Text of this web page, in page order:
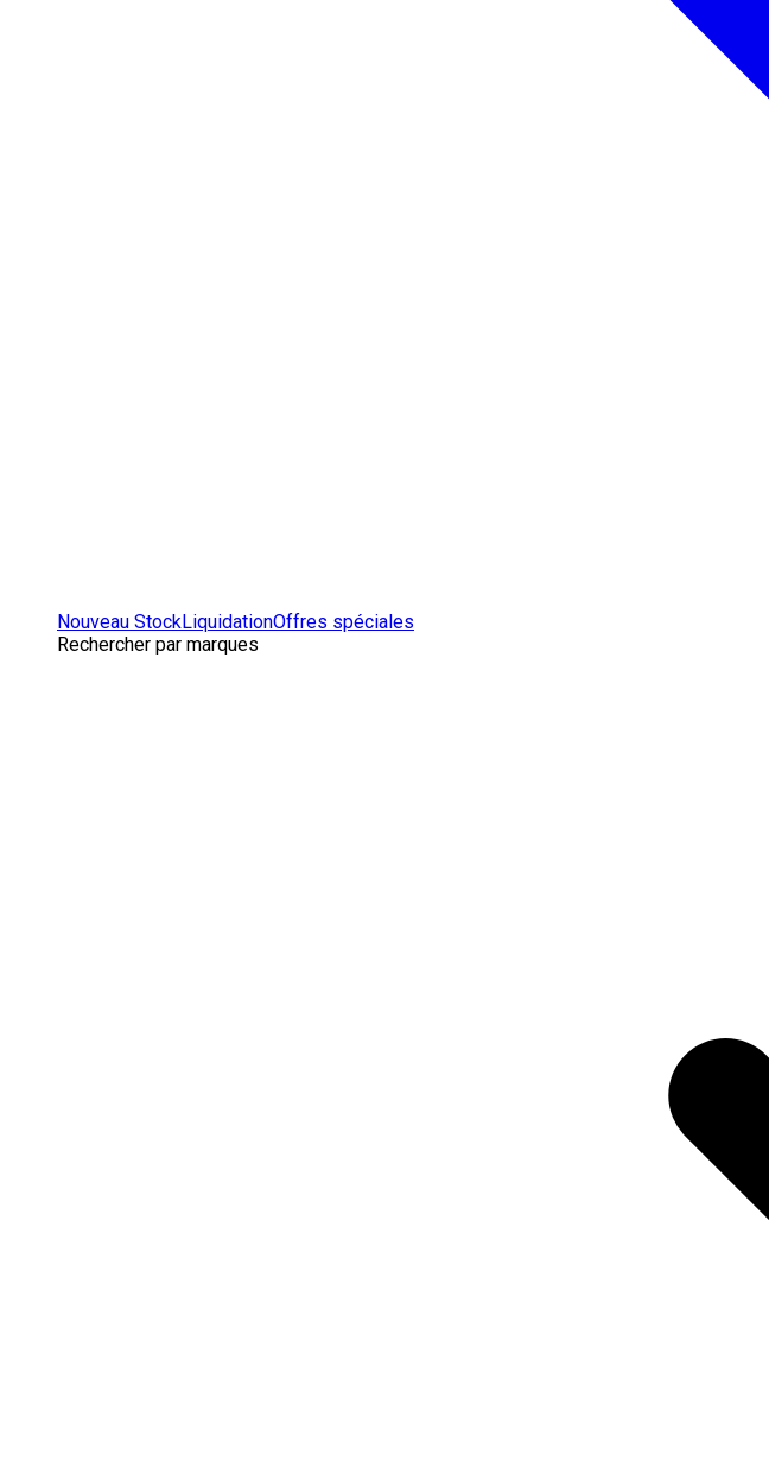
Nouveau StockLiquidationOffres spéciales
Rechercher par marques